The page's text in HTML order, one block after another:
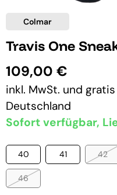
Colmar
Travis One
109,00 €
inkl. MwSt. und
Deutschland
Sofort verfügbar,
40 41 42
46